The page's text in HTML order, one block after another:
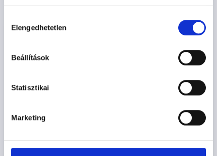
kiválasztása
Elengedhetetlen
Beállítások
Statisztikai
Marketing